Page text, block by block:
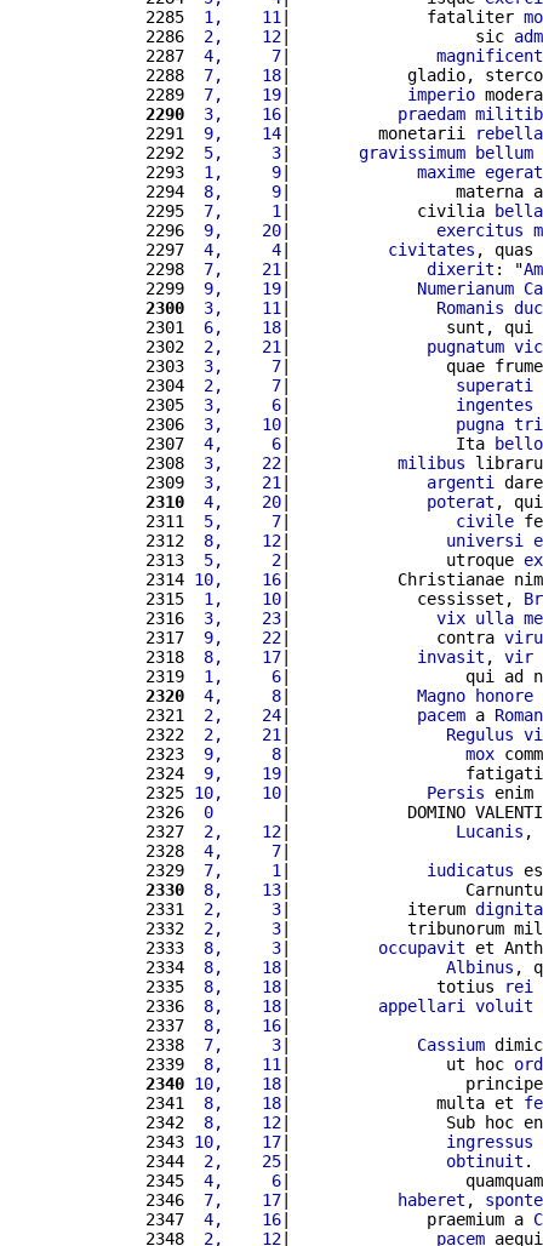
2285
1,    11 |              fataliter
2286
2,    12|                   sic
2287
4,     7|
2288
7,    18|            gladio,
2289
7,    19| imperio
2290
3,    16| praedam
2291
9,    14|         monetarii
2292
5,     3| gravissimum bellum
2293
1,     9| maxime egerat
2294
8,     9|                 materna a
2295
7,     1 |             civilia bella
2296
9,    20| exercitus
2297
4,     4| civitates , quas
2298
7,    21 | dixerit : "
2299
9,    19| Numerianum
2300
3,    11 | Romanis
2301
6,    18|                sunt, qui
2302
2,    21 | pugnatum
2303
3,     7|                quae
2304
2,     7| superati
2305
3,     6| ingentes
2306
3,    10| pugna
2307
4,     6|                 Ita bello
2308
3,    22| milibus
2309
3,    21 | argenti
2310
4,    20| poterat ,
2311
5,     7| civile
2312
8,    12| universi
2313
5,     2|                utroque
2314 10,    16|           Christianae
2315
1,    10|             cessisset,
2316
3,    23| vix ulla
2317
9,    22|               contra
2318
8,    17| invasit , vir
2319
1,     6|                  qui ad
2320
4,     8| Magno honore
2321
2,    24| pacem a
2322
2,    21 | Regulus
2323
9,     8| mox
2324
9,    19|
2325 10,    10| Persis
2326
0
|            DOMINO VALENTI
2327
2,    12| Lucanis ,
2328
4,     7|
2329
7,     1 | iudicatus
2330
8,    13|
2331
2,     3|            iterum
2332
2,     3|            tribunorum
2333
8,     3| occupavit et
2334
8,    18| Albinus ,
2335
8,    18|               totius
rei
2336
8,    18| appellari
voluit
2337
8,    16|
2338
7,     3| Cassium
2339
8,    11 |                ut hoc
2340 10,    18|                  principes
2341
8,    18|               multa et
2342
8,    12|                Sub hoc
2343 10,    17| ingressus
2344
2,    25| obtinuit .
2345
4,     6|
2346
7,    17| haberet , sponte
2347
4,    16|              praemium a
2348
2,    12| pacem